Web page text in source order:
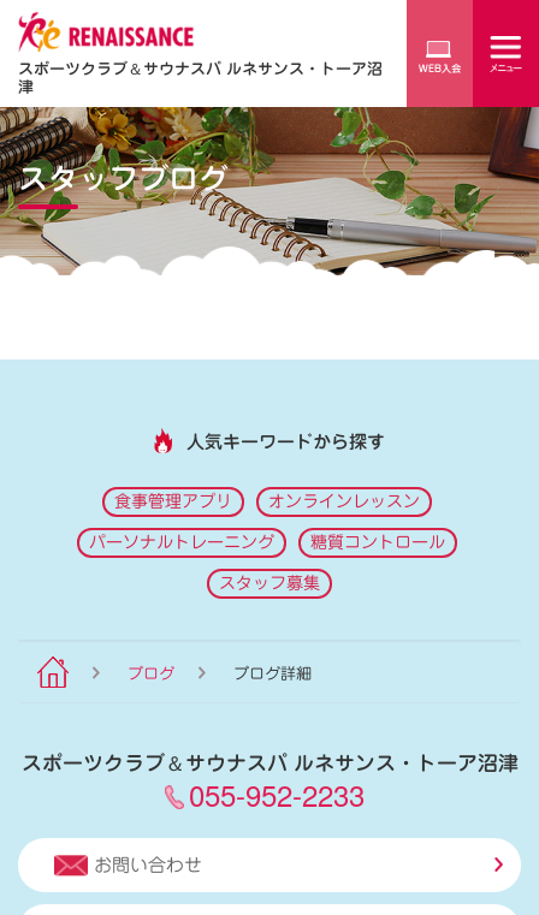
スポーツクラブ＆サウナスパ ルネサンス・トーア沼
津
スタッフブログ
人気キーワードから探す
食事管理アプリ オンラインレッスン
パーソナルトレーニング 糖質コントロール
スタッフ募集
ブログ ブログ詳細
スポーツクラブ＆サウナスパ ルネサンス・トーア沼津
055-952-2233
お問い合わせ